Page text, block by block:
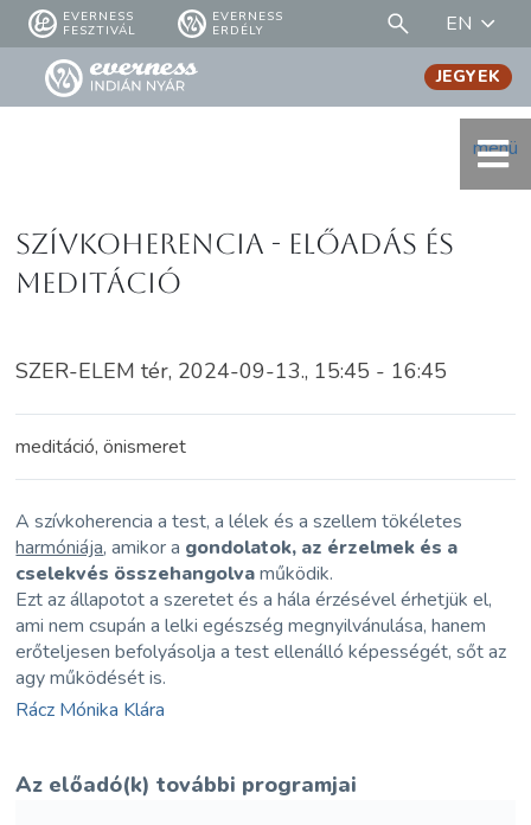
EVERNESS
FESZTIVÁL
EVERNESS
ERDÉLY
EN
menü
JEGYEK
Szívkoherencia - ELŐADÁS és
MEDITÁCIÓ
SZER-ELEM tér, 2024-09-13., 15:45 - 16:45
meditáció, önismeret
A szívkoherencia a test, a lélek és a szellem tökéletes
harmóniája, amikor a gondolatok, az érzelmek és a
cselekvés összehangolvaműködik.
Ezt az állapotot a szeretet és a hála érzésével érhetjük el,
ami nem csupán a lelki egészség megnyilvánulása, hanem
erőteljesen befolyásolja a test ellenálló képességét, sőt az
agy működését is.
Rácz Mónika Klára
Az előadó(k) további programjai